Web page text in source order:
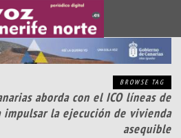
BROWSE TAG
aborda con el ICO líneas de
impulsar la ejecución de vivienda
asequible